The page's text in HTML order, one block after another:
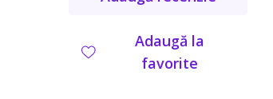
Adaugă la
favorite